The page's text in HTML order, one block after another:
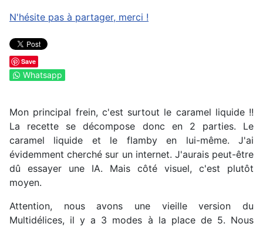
N'hésite pas à partager, merci !
Save
Whatsapp
Mon principal frein, c'est surtout le caramel liquide !!
La recette se décompose donc en 2 parties. Le
caramel liquide et le flamby en lui-même. J'ai
évidemment cherché sur un internet. J'aurais peut-être
dû essayer une IA. Mais côté visuel, c'est plutôt
moyen.
Attention, nous avons une vieille version du
Multidélices, il y a 3 modes à la place de 5. Nous